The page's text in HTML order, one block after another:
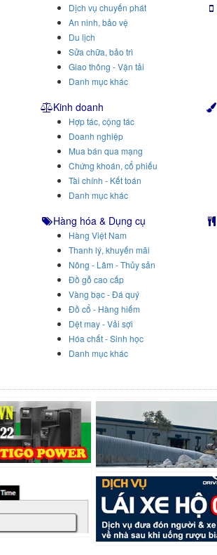
Dịch vụ chuyến phát
An ninh, bảo vệ
Du lịch
Sửa chữa, bảo trì
Giao thông - Vận tải
Danh mục khác
Kinh doanh
Hợp tác, cộng tác
Doanh nghiệp
Mua bán qua mạng
Chứng khoán, cổ phiếu
Tài chính - Kết toán
Danh mục khác
Hàng hóa & Dụng cụ
Hàng Việt Nam
Thanh lý, khuyến mãi
Nông - Lâm - Thủy sản
Đồ gỗ cao cấp
Vàng bạc - Đá quý
Đồ cổ - Hàng hiếm
Dệt may - Vải sợi
Hóa chất - Sinh học
Danh mục khác